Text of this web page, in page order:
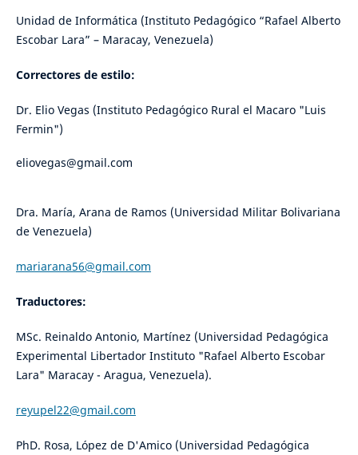
Unidad de Informática (Instituto Pedagógico “Rafael Alberto
Escobar Lara” – Maracay, Venezuela)
Correctores de estilo:
Dr. Elio Vegas (Instituto Pedagógico Rural el Macaro "Luis
Fermin")
eliovegas@gmail.com
Dra. María, Arana de Ramos (Universidad Militar Bolivariana
de Venezuela)
mariarana56@gmail.com
Traductores:
MSc. Reinaldo Antonio, Martínez (Universidad Pedagógica
Experimental Libertador Instituto "Rafael Alberto Escobar
Lara" Maracay - Aragua, Venezuela).
reyupel22@gmail.com
PhD. Rosa, López de D'Amico (Universidad Pedagógica